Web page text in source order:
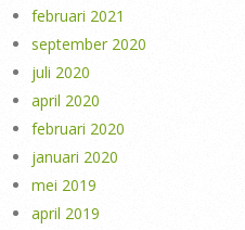
februari 2021
september 2020
juli 2020
april 2020
februari 2020
januari 2020
mei 2019
april 2019